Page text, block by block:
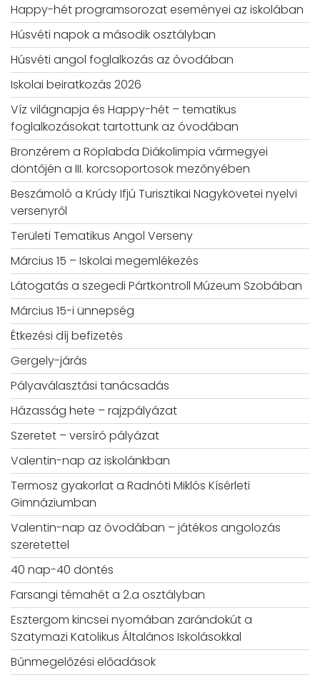
Happy-hét programsorozat eseményei az iskolában
Húsvéti napok a második osztályban
Húsvéti angol foglalkozás az óvodában
Iskolai beiratkozás 2026
Víz világnapja és Happy-hét – tematikus
foglalkozásokat tartottunk az óvodában
Bronzérem a Röplabda Diákolimpia vármegyei
döntőjén a III. korcsoportosok mezőnyében
Beszámoló a Krúdy Ifjú Turisztikai Nagykövetei nyelvi
versenyről
Területi Tematikus Angol Verseny
Március 15 – Iskolai megemlékezés
Látogatás a szegedi Pártkontroll Múzeum Szobában
Március 15-i ünnepség
Étkezési díj befizetés
Gergely-járás
Pályaválasztási tanácsadás
Házasság hete – rajzpályázat
Szeretet – versíró pályázat
Valentin-nap az iskolánkban
Termosz gyakorlat a Radnóti Miklós Kísérleti
Gimnáziumban
Valentin-nap az óvodában – játékos angolozás
szeretettel
40 nap-40 döntés
Farsangi témahét a 2.a osztályban
Esztergom kincsei nyomában zarándokút a
Szatymazi Katolikus Általános Iskolásokkal
Bűnmegelőzési előadások